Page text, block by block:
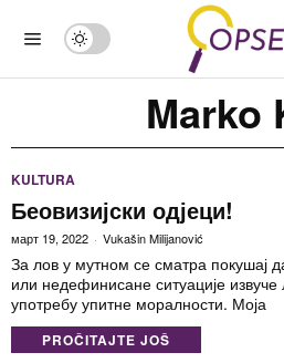
Marko
KULTURA
Беовизијски одјеци!
март 19, 2022 Vukašin Milijanović
За лов у мутном се сматра покушај
или недефинисане ситуације извуче
употребу упитне моралности. Моја
PROČITAJTE JOŠ